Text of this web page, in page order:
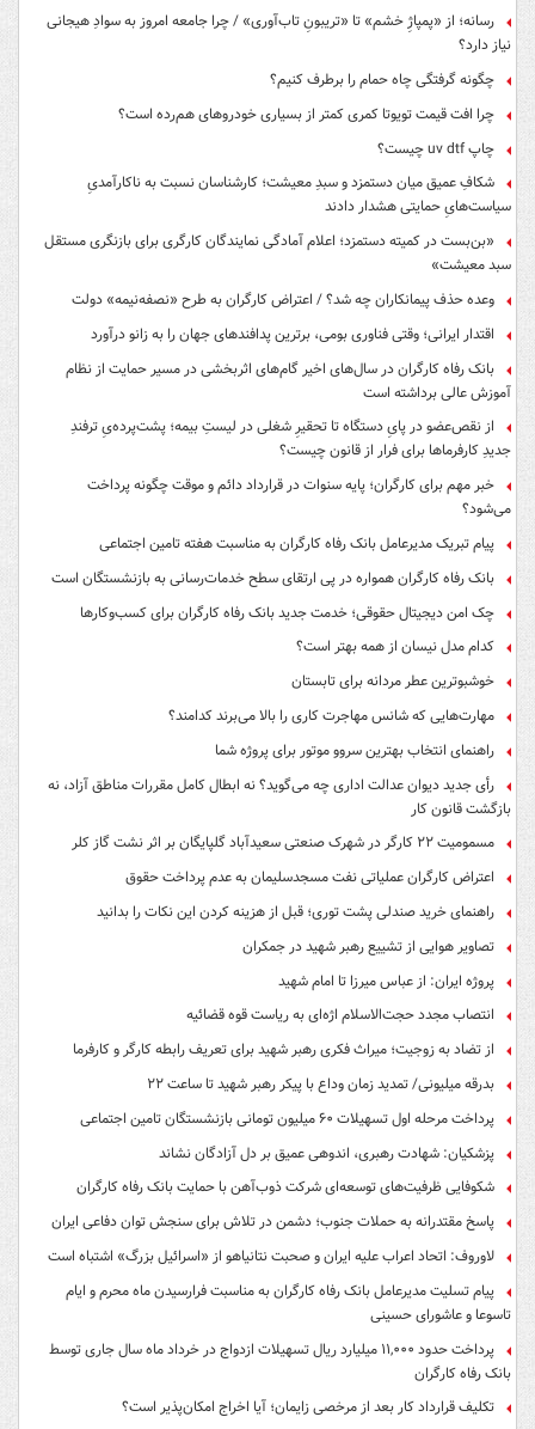
رسانه؛ از «پمپاژِ خشم» تا «تریبونِ تاب‌آوری» / چرا جامعه امروز به سوادِ هیجانی
نیاز دارد؟
چگونه گرفتگی چاه حمام را برطرف کنیم؟
چرا افت قیمت تویوتا کمری کمتر از بسیاری خودروهای هم‌رده است؟
چاپ uv dtf چیست؟
شکافِ عمیق میان دستمزد و سبدِ معیشت؛ کارشناسان نسبت به ناکارآمدیِ
سیاست‌هایِ حمایتی هشدار دادند
«بن‌بست در کمیته دستمزد؛ اعلام آمادگی نمایندگان کارگری برای بازنگری مستقل
سبد معیشت»
وعده حذف پیمانکاران چه شد؟ / اعتراض کارگران به طرح «نصفه‌نیمه» دولت
اقتدار ایرانی؛ وقتی فناوری بومی، برترین پدافندهای جهان را به زانو درآورد
بانک رفاه کارگران در سال‌های اخیر گام‌های اثربخشی در مسیر حمایت از نظام
آموزش عالی برداشته است
از نقص‌عضو در پایِ دستگاه تا تحقیرِ شغلی در لیستِ بیمه؛ پشت‌پرده‌یِ ترفندِ
جدیدِ کارفرماها برای فرار از قانون چیست؟
خبر مهم برای کارگران؛ پایه سنوات در قرارداد دائم و موقت چگونه پرداخت
می‌شود؟
پیام تبریک مدیرعامل بانک رفاه کارگران به مناسبت هفته تامین اجتماعی
بانک رفاه کارگران همواره در پی ارتقای سطح خدمات‌رسانی به بازنشستگان است
چک امن دیجیتال حقوقی؛ خدمت جدید بانک رفاه کارگران برای کسب‌وکارها
کدام مدل نیسان از همه بهتر است؟
خوشبوترین عطر مردانه برای تابستان
مهارت‌هایی که شانس مهاجرت کاری را بالا می‌برند کدامند؟
راهنمای انتخاب بهترین سروو موتور برای پروژه شما
رأی جدید دیوان عدالت اداری چه می‌گوید؟ نه ابطال کامل مقررات مناطق آزاد، نه
بازگشت قانون کار
مسمومیت ۲۲ کارگر در شهرک صنعتی سعیدآباد گلپایگان بر اثر نشت گاز کلر
اعتراض کارگران عملیاتی نفت مسجدسلیمان به عدم پرداخت حقوق
راهنمای خرید صندلی پشت توری؛ قبل از هزینه کردن این نکات را بدانید
تصاویر هوایی از تشییع رهبر شهید در جمکران
پروژه ایران: از عباس میرزا تا امام شهید
انتصاب مجدد حجت‌الاسلام اژه‌ای به ریاست قوه‌ قضائیه
از تضاد به زوجیت؛ میراث فکری رهبر شهید برای تعریف رابطه کارگر و کارفرما
بدرقه میلیونی/ تمدید زمان وداع با پیکر رهبر شهید تا ساعت ۲۲
پرداخت مرحله اول تسهیلات ۶۰ میلیون تومانی بازنشستگان تامین اجتماعی
پزشکیان: شهادت رهبری، اندوهی عمیق بر دل آزادگان نشاند
شکوفایی ظرفیت‌های توسعه‌ای شرکت ذوب‌آهن با حمایت‌ بانک رفاه کارگران
پاسخ مقتدرانه به حملات جنوب؛ دشمن در تلاش برای سنجش توان دفاعی ایران
لاوروف: اتحاد اعراب علیه ایران و صحبت نتانیاهو از «اسرائیل بزرگ» اشتباه است
پیام تسلیت مدیرعامل بانک رفاه کارگران به مناسبت فرارسیدن ماه محرم و ایام
تاسوعا و عاشورای حسینی
پرداخت حدود ۱۱,۰۰۰ میلیارد ریال تسهیلات ازدواج در خرداد ماه سال جاری توسط
بانک رفاه کارگران
تکلیف قرارداد کار بعد از مرخصی زایمان؛ آیا اخراج امکان‌پذیر است؟